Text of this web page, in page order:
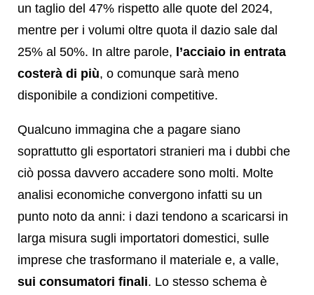
un taglio del 47% rispetto alle quote del 2024,
mentre per i volumi oltre quota il dazio sale dal
25% al 50%. In altre parole, l’acciaio in entrata
costerà di più, o comunque sarà meno
disponibile a condizioni competitive.
Qualcuno immagina che a pagare siano
soprattutto gli esportatori stranieri ma i dubbi che
ciò possa davvero accadere sono molti. Molte
analisi economiche convergono infatti su un
punto noto da anni: i dazi tendono a scaricarsi in
larga misura sugli importatori domestici, sulle
imprese che trasformano il materiale e, a valle,
sui consumatori finali. Lo stesso schema è